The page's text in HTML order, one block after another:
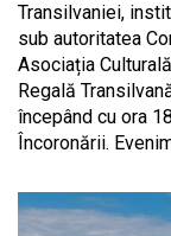
Transilvaniei,
sub autoritatea
Asociația
Regală
începând cu ora
Încoronării.